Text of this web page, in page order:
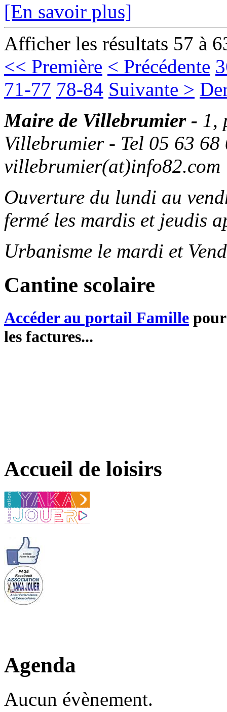
[En savoir plus]
Afficher les résultats 57 à
<< Première < Précédente
71-77 78-84 Suivante >
Maire de Villebrumier - 1,
Villebrumier - Tel 05 63
villebrumier(at)info82.com
Ouverture du lundi au
fermé les mardis et jeudis
Urbanisme le mardi et
Cantine scolaire
Accéder au portail Famille
les factures...
Accueil de loisirs
Agenda
Aucun évènement.